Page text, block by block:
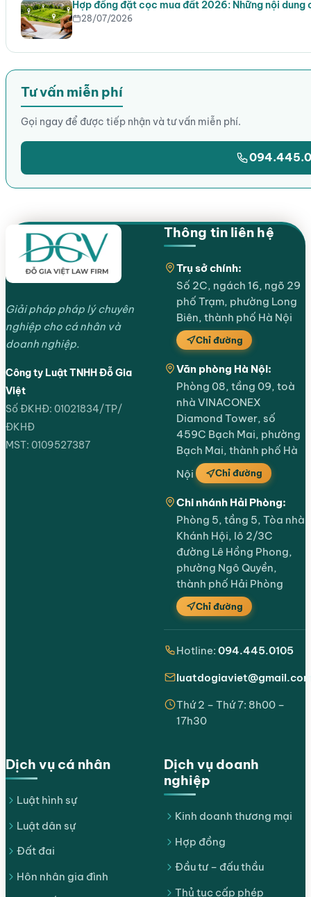
Hợp đồng đặt cọc mua đất 2026: Những nội
28/07/2026
Tư vấn miễn phí
Gọi ngay để được tiếp nhận và tư vấn miễn phí.
Giải pháp pháp lý chuyên
nghiệp cho cá nhân và
doanh nghiệp.
Công ty Luật TNHH Đỗ Gia
Việt
Số ĐKHĐ: 01021834/TP/
ĐKHĐ
MST: 0109527387
Dịch vụ cá nhân
Luật hình sự
Luật dân sự
Đất đai
Hôn nhân gia đình
Dịch vụ doanh
nghiệp
Kinh doanh thương mại
Hợp đồng
Đầu tư – đấu thầu
Thủ tục cấp phép
Thông tin liên hệ
Trụ sở chính:
Số 2C, ngách 16, ngõ 29
phố Trạm, phường Long
Biên, thành phố Hà Nội
Chỉ đường
Văn phòng Hà Nội:
Phòng 08, tầng 09, toà
nhà VINACONEX
Diamond Tower, số
459C Bạch Mai, phường
Bạch Mai, thành phố Hà
Nội
Chỉ đường
Chi nhánh Hải Phòng:
Phòng 5, tầng 5, Tòa nhà
Khánh Hội, lô 2/3C
đường Lê Hồng Phong,
phường Ngô Quyền,
thành phố Hải Phòng
Chỉ đường
Hotline: 094.445.0105
Thứ 2 – Thứ 7: 8h00 –
17h30